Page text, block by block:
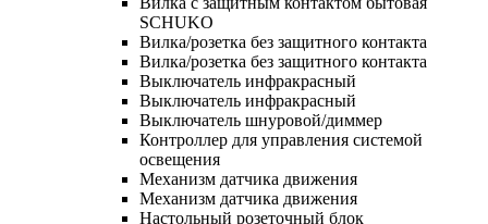
SCHUKO
Вилка/розетка без защитного контакта
Вилка/розетка без защитного контакта
Выключатель инфракрасный
Выключатель инфракрасный
Выключатель шнуровой/диммер
Контроллер для управления системой
освещения
Механизм датчика движения
Механизм датчика движения
Настольный розеточный блок